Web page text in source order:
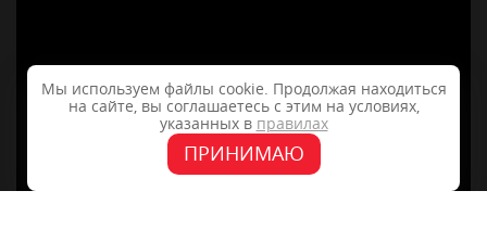
Мы используем файлы cookie. Продолжая находиться
на сайте, вы соглашаетесь с этим на условиях,
указанных в правилах
ПРИНИМАЮ